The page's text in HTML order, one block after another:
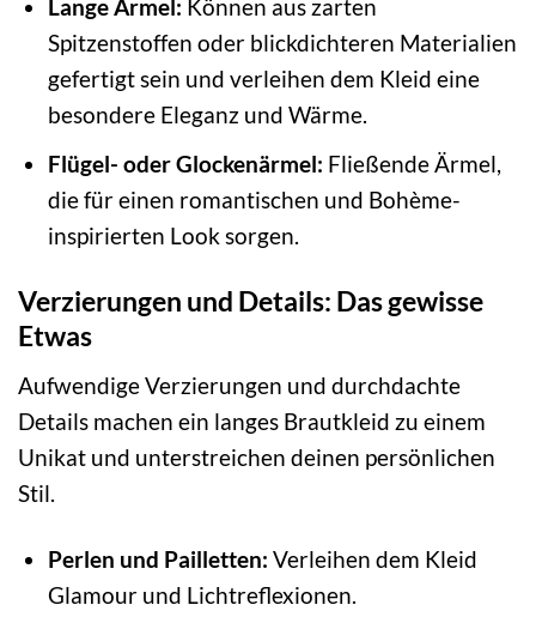
Lange Ärmel: Können aus zarten
Spitzenstoffen oder blickdichteren Materialien
gefertigt sein und verleihen dem Kleid eine
besondere Eleganz und Wärme.
Flügel- oder Glockenärmel: Fließende Ärmel,
die für einen romantischen und Bohème-
inspirierten Look sorgen.
Verzierungen und Details: Das gewisse
Etwas
Aufwendige Verzierungen und durchdachte
Details machen ein langes Brautkleid zu einem
Unikat und unterstreichen deinen persönlichen
Stil.
Perlen und Pailletten: Verleihen dem Kleid
Glamour und Lichtreflexionen.